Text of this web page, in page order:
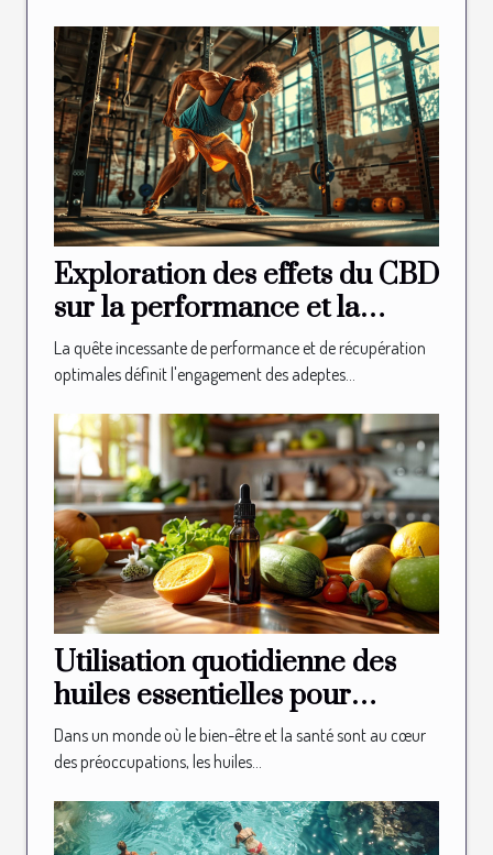
Exploration des effets du CBD
sur la performance et la
récupération en CrossFit
La quête incessante de performance et de récupération
optimales définit l'engagement des adeptes...
Utilisation quotidienne des
huiles essentielles pour
optimiser la perte de poids
Dans un monde où le bien-être et la santé sont au cœur
des préoccupations, les huiles...